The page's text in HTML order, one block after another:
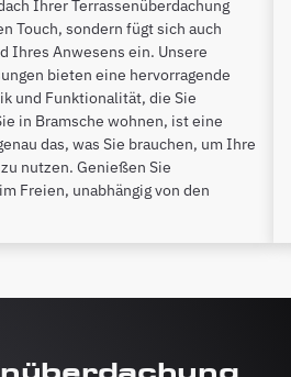
Ihrer Terrassenüberdachung
Touch, sondern fügt sich auch
Ihres Anwesens ein. Unsere
bieten eine hervorragende
und Funktionalität, die Sie
in Bramsche wohnen, ist eine
das, was Sie brauchen, um Ihre
nutzen. Genießen Sie
Freien, unabhängig von den